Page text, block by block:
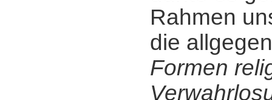
Rahmen
die
Formen